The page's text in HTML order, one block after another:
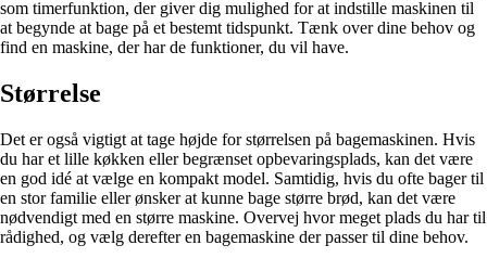
som timerfunktion, der giver dig mulighed for at indstille maskinen til
at begynde at bage på et bestemt tidspunkt. Tænk over dine behov og
find en maskine, der har de funktioner, du vil have.
Størrelse
Det er også vigtigt at tage højde for størrelsen på bagemaskinen. Hvis
du har et lille køkken eller begrænset opbevaringsplads, kan det være
en god idé at vælge en kompakt model. Samtidig, hvis du ofte bager til
en stor familie eller ønsker at kunne bage større brød, kan det være
nødvendigt med en større maskine. Overvej hvor meget plads du har til
rådighed, og vælg derefter en bagemaskine der passer til dine behov.